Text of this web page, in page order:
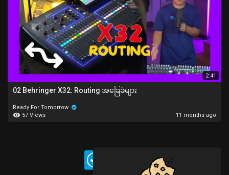
2:41
02 Behringer X32: Routing အခြေခံများ
Ready For Tomorrow
57 Views
11 months ago